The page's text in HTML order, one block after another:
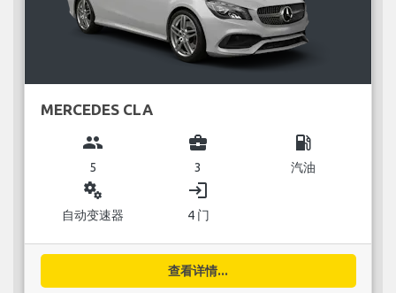
MERCEDES CLA
group
5
business_center
3
local_gas_station
汽油
miscellaneous_services
自动变速器
login
4 门
查看详情...